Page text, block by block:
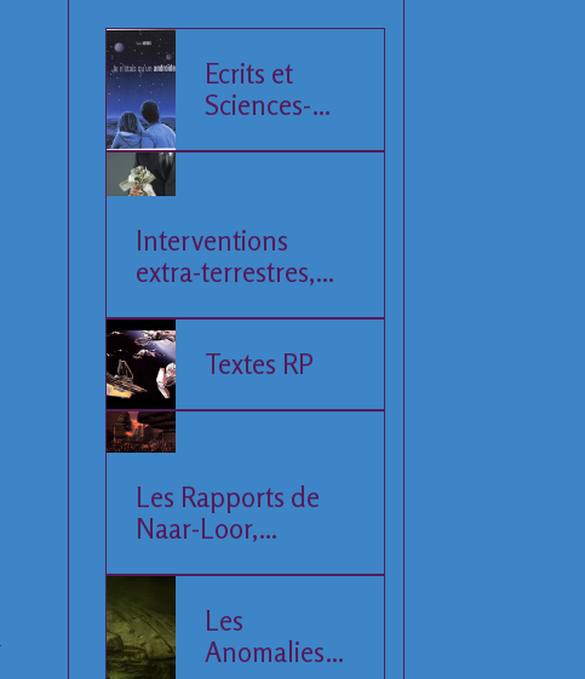
Ecrits et
Sciences-
Interventions
extra-terrestres,
Economie
Textes RP
Les Rapports de
Naar-Loor,
Les
Anomalies